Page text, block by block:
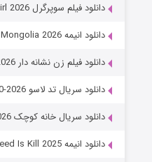
دانلود فیلم سوپرگرل Supergirl 2026
دانلود انیمه Jaadugar: A Witch in Mongolia 2026
دانلود فیلم زن نشانه دار The Marked Woman 2026
دانلود سریال تد لاسو Ted Lasso 2020-2026
دانلود سریال خانه کوچک Little House on the Prairie 2026
دانلود انیمه All You Need Is Kill 2025